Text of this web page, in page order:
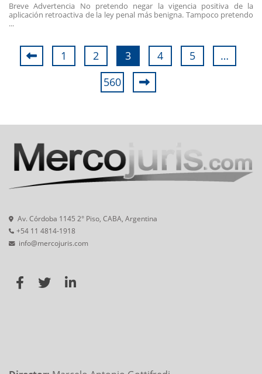
Breve Advertencia No pretendo negar la vigencia positiva de la
aplicación retroactiva de la ley penal más benigna. Tampoco pretendo
...
1 2 3 4 5
…
560
Av. Córdoba 1145 2° Piso, CABA, Argentina
+54 11 4814-1918
info@mercojuris.com